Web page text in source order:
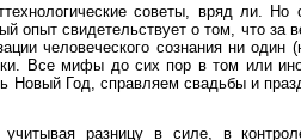
советы, вряд ли. Но
свидетельствует о том, что за
человеческого сознания ни
Все мифы до сих пор в том или
Год, справляем свадьбы и
разницу в силе, в